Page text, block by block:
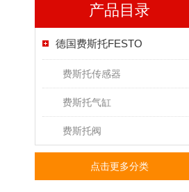
产品目录
德国费斯托FESTO
费斯托传感器
费斯托气缸
费斯托阀
点击更多分类